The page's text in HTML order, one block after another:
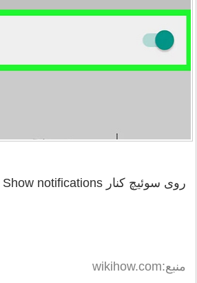
روی سوئیچ کنار Show notifications ضربه بزنید.
منبع:wikihow.com